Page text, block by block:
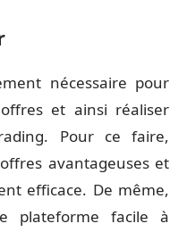
nécessaire pour
et ainsi réaliser
Pour ce faire,
avantageuses et
efficace. De même,
plateforme facile à